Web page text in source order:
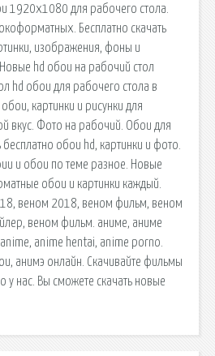
для рабочего стола.
Бесплатно скачать
изображения, фоны и
hd обои на рабочий стол
hd обои для рабочего стола в
картинки и рисунки для
вкус. Фото на рабочий. Обои для
бесплатно обои hd, картинки и фото.
и обои по теме разное. Новые
обои и картинки каждый.
веном 2018, веном фильм, веном
веном фильм. аниме, аниме
anime hentai, anime porno.
анимэ онлайн. Скачивайте фильмы
у нас. Вы сможете скачать новые